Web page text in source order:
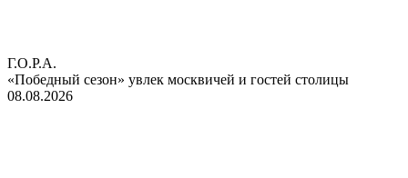
Г.О.Р.А.
«Победный сезон» увлек москвичей и гостей столицы
08.08.2026